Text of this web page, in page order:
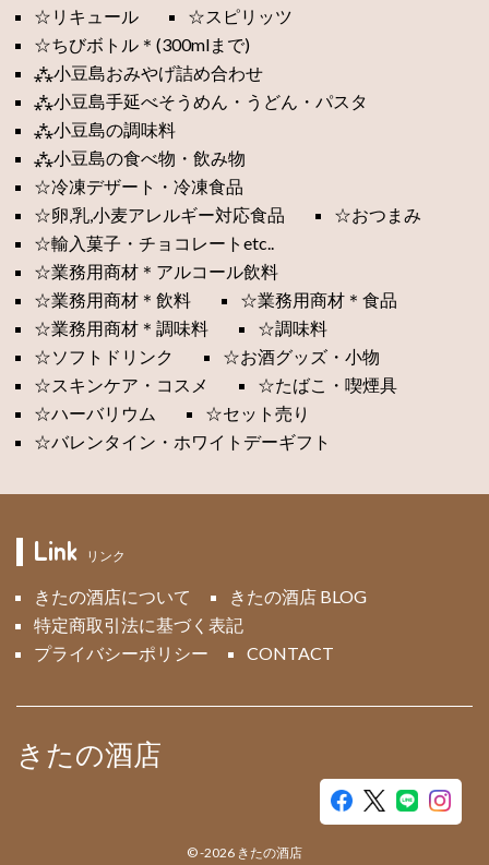
☆リキュール
☆スピリッツ
☆ちびボトル＊(300mlまで)
⁂小豆島おみやげ詰め合わせ
⁂小豆島手延べそうめん・うどん・パスタ
⁂小豆島の調味料
⁂小豆島の食べ物・飲み物
☆冷凍デザート・冷凍食品
☆卵,乳,小麦アレルギー対応食品
☆おつまみ
☆輸入菓子・チョコレートetc..
☆業務用商材＊アルコール飲料
☆業務用商材＊飲料
☆業務用商材＊食品
☆業務用商材＊調味料
☆調味料
☆ソフトドリンク
☆お酒グッズ・小物
☆スキンケア・コスメ
☆たばこ・喫煙具
☆ハーバリウム
☆セット売り
☆バレンタイン・ホワイトデーギフト
Link リンク
きたの酒店について
きたの酒店 BLOG
特定商取引法に基づく表記
プライバシーポリシー
CONTACT
きたの酒店
©-2026 きたの酒店